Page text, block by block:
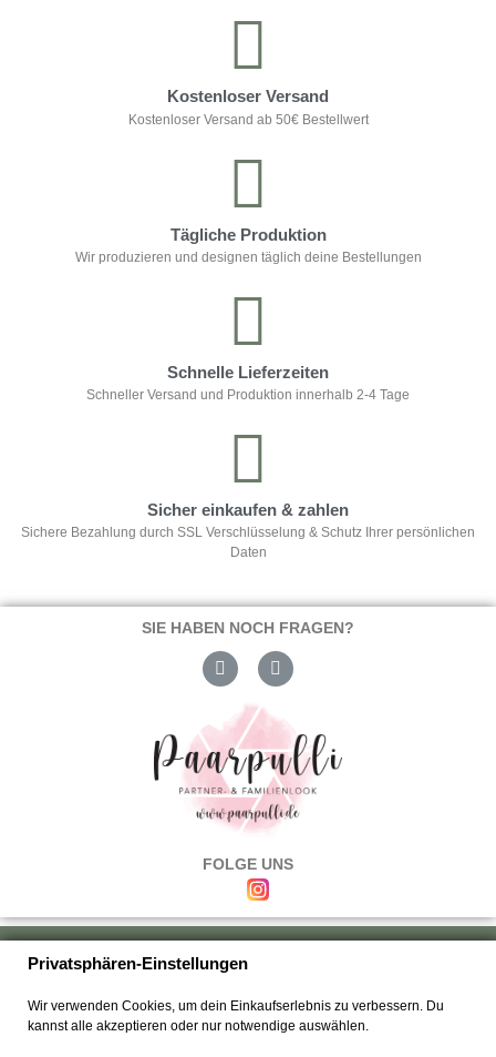
Kostenloser Versand
Kostenloser Versand ab 50€ Bestellwert
Tägliche Produktion
Wir produzieren und designen täglich deine Bestellungen
Schnelle Lieferzeiten
Schneller Versand und Produktion innerhalb 2-4 Tage
Sicher einkaufen & zahlen
Sichere Bezahlung durch SSL Verschlüsselung & Schutz Ihrer persönlichen
Daten
SIE HABEN NOCH FRAGEN?
FOLGE UNS
Über uns|Versand & Zahlung|Umtausch & Rückgabe
Kontakt
Privatsphären-Einstellungen
Wir verwenden Cookies, um dein Einkaufserlebnis zu verbessern. Du
kannst alle akzeptieren oder nur notwendige auswählen.